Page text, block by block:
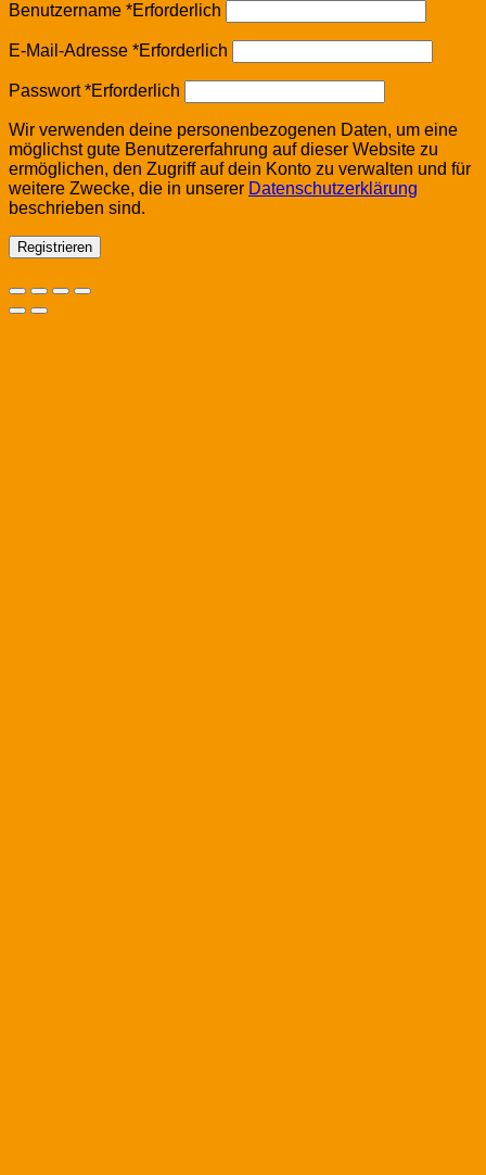
Benutzername *Erforderlich
E-Mail-Adresse *Erforderlich
Passwort*Erforderlich
Wir verwenden deine personenbezogenen Daten, um eine
möglichst gute Benutzererfahrung auf dieser Website zu
ermöglichen, den Zugriff auf dein Konto zu verwalten und für
weitere Zwecke, die in unserer Datenschutzerklärung
beschrieben sind.
Registrieren